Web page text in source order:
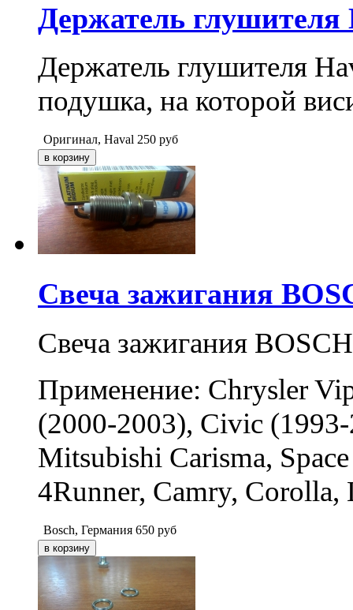
Держатель
Держатель глушителя
подушка, на которой
Оригинал, Haval 250 руб
Свеча зажигания
Свеча зажигания
Применение: Chrysler
(2000-2003), Civic
Mitsubishi Carisma,
4Runner, Camry, Corolla,
Bosch, Германия 650 руб